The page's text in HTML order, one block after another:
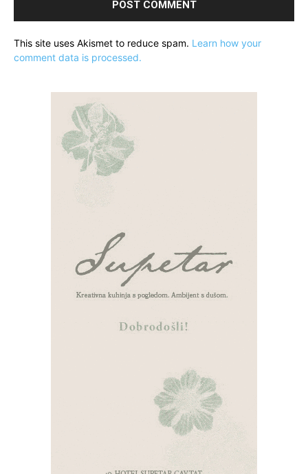
This site uses Akismet to reduce spam. Learn how your
comment data is processed.